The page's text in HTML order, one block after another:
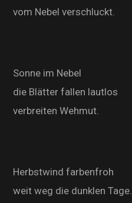
vom Nebel verschluckt.
Sonne im Nebel
die Blätter fallen lautlos
verbreiten Wehmut.
Herbstwind farbenfroh
weit weg die dunklen Tage.